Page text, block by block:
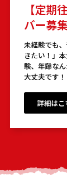
【定期
バー募集
未経験でも
きたい！」
験、年齢な
大丈夫です！
詳細はこ